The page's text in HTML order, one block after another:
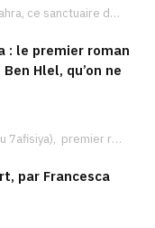
Le palais d’Ennejma Ezzahra, ce sanctuaire de la musique tunisienne et méditerranéenne construit par le…
: le premier roman
Hlel, qu’on ne
Le cave de Hafisa (9abou 7afisiya), premier roman du journaliste tunisien Mohamed Amine Ben Hlel,…
par Francesca